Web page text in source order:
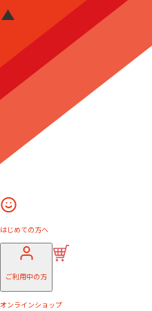
はじめての方へ
ご利用中の方
オンラインショップ